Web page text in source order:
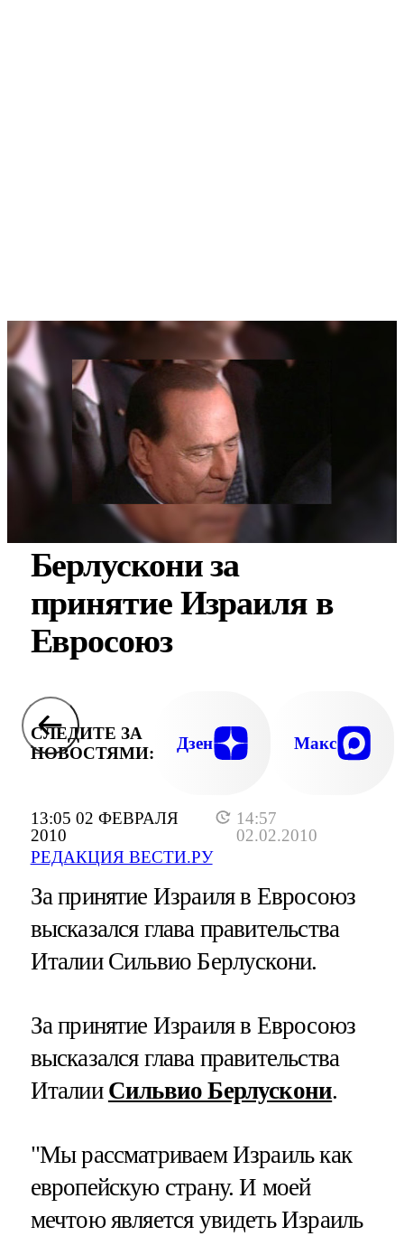
13:05 02 ФЕВРАЛЯ
2010
14:57
02.02.2010
РЕДАКЦИЯ ВЕСТИ.РУ
Берлускони за
принятие Израиля в
Евросоюз
СЛЕДИТЕ ЗА
НОВОСТЯМИ:
Дзен Макс
За принятие Израиля в Евросоюз
высказался глава правительства
Италии Сильвио Берлускони.
За принятие Израиля в Евросоюз
высказался глава правительства
Италии Сильвио Берлускони.
"Мы рассматриваем Израиль как
европейскую страну. И моей
мечтою является увидеть Израиль